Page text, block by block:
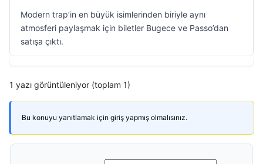
Modern trap’in en büyük isimlerinden biriyle aynı
atmosferi paylaşmak için biletler Bugece ve Passo’dan
satışa çıktı.
1 yazı görüntüleniyor (toplam 1)
Bu konuyu yanıtlamak için giriş yapmış olmalısınız.